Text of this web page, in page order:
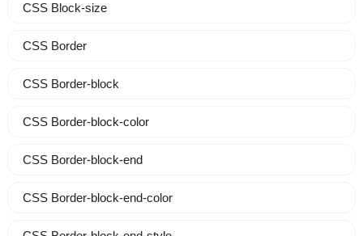
CSS Block-size
CSS Border
CSS Border-block
CSS Border-block-color
CSS Border-block-end
CSS Border-block-end-color